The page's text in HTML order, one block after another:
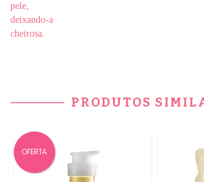
pele,
deixando-a
cheirosa.
PRODUTOS
OFERTA